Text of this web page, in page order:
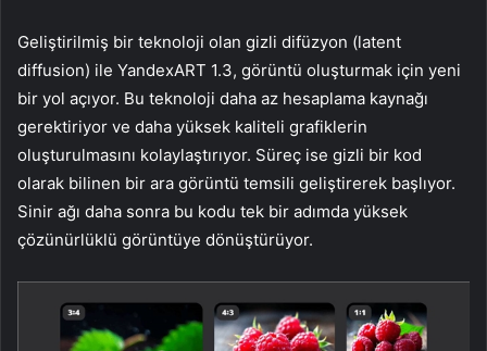
Geliştirilmiş bir teknoloji olan gizli difüzyon (latent
diffusion) ile YandexART 1.3, görüntü oluşturmak için yeni
bir yol açıyor. Bu teknoloji daha az hesaplama kaynağı
gerektiriyor ve daha yüksek kaliteli grafiklerin
oluşturulmasını kolaylaştırıyor. Süreç ise gizli bir kod
olarak bilinen bir ara görüntü temsili geliştirerek başlıyor.
Sinir ağı daha sonra bu kodu tek bir adımda yüksek
çözünürlüklü görüntüye dönüştürüyor.